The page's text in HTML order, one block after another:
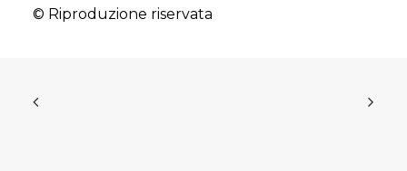
© Riproduzione riservata